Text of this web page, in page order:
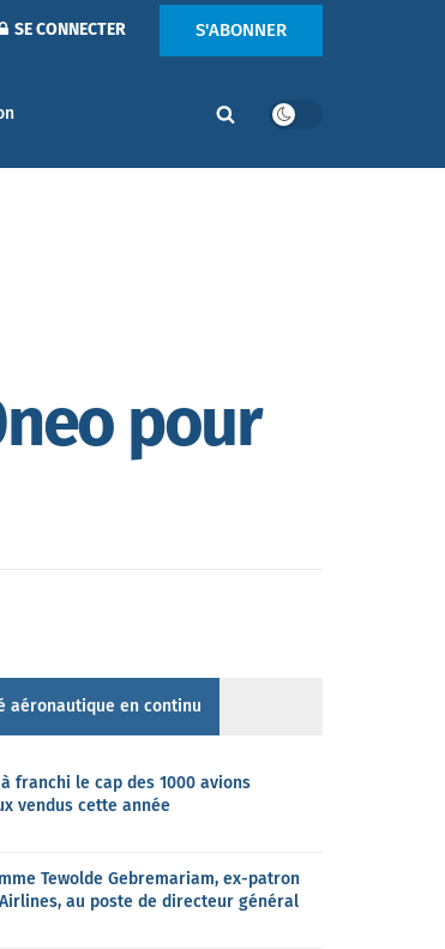
SE CONNECTER S'ABONNER
pour
aéronautique en continu
franchi le cap des 1000 avions
vendus cette année
Tewolde Gebremariam, ex-patron
Airlines, au poste de directeur général